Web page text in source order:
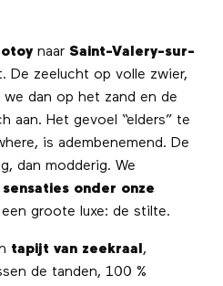
naar Saint-Valery-sur-
De zeelucht op volle zwier,
dan op het zand en de
aan. Het gevoel “elders” te
is adembenemend. De
dan modderig. We
sensaties onder onze
groote luxe: de stilte.
tapijt van zeekraal ,
de tanden, 100 %